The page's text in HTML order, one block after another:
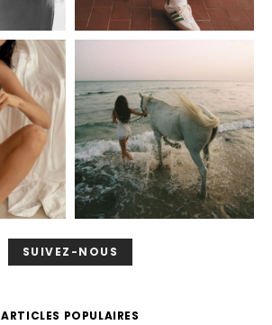
SUIVEZ-NOUS
ARTICLES POPULAIRES